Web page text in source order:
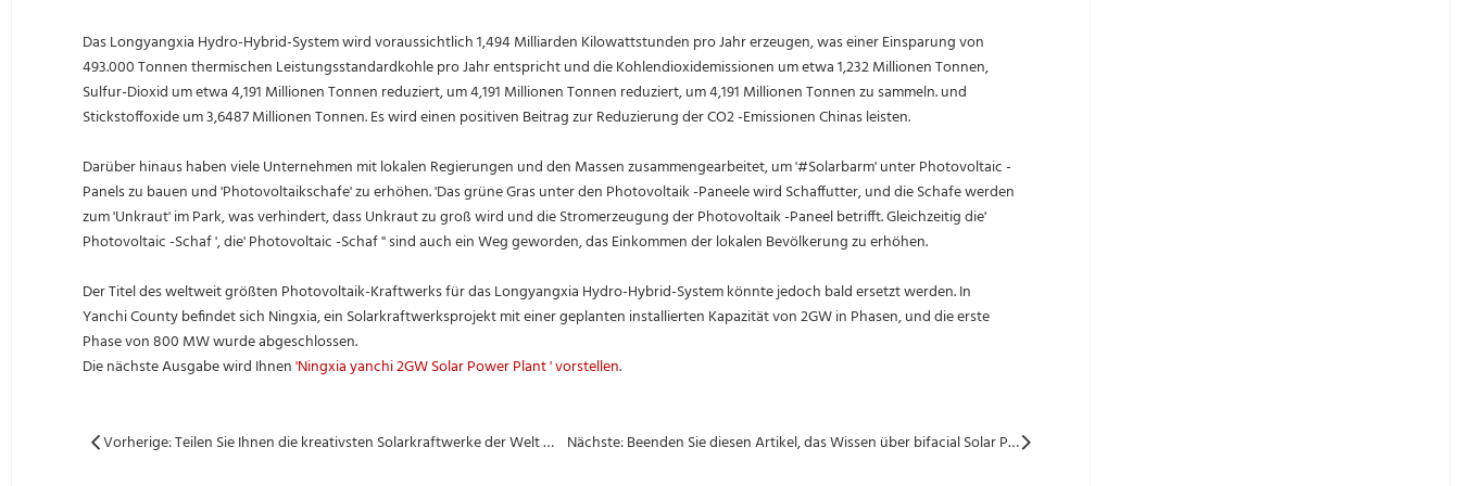
Das Longyangxia Hydro-Hybrid-System wird voraussichtlich 1,494 Milliarden Kilowattstunden pro Jahr erzeugen, was einer Einsparung von
493.000 Tonnen thermischen Leistungsstandardkohle pro Jahr entspricht und die Kohlendioxidemissionen um etwa 1,232 Millionen Tonnen,
Sulfur-Dioxid um etwa 4,191 Millionen Tonnen reduziert, um 4,191 Millionen Tonnen reduziert, um 4,191 Millionen Tonnen zu sammeln. und
Stickstoffoxide um 3,6487 Millionen Tonnen. Es wird einen positiven Beitrag zur Reduzierung der CO2 -Emissionen Chinas leisten.
Darüber hinaus haben viele Unternehmen mit lokalen Regierungen und den Massen zusammengearbeitet, um '#Solarbarm' unter Photovoltaic -
Panels zu bauen und 'Photovoltaikschafe' zu erhöhen. 'Das grüne Gras unter den Photovoltaik -Paneele wird Schaffutter, und die Schafe werden
zum 'Unkraut' im Park, was verhindert, dass Unkraut zu groß wird und die Stromerzeugung der Photovoltaik -Paneel betrifft. Gleichzeitig die'
Photovoltaic -Schaf ', die' Photovoltaic -Schaf '' sind auch ein Weg geworden, das Einkommen der lokalen Bevölkerung zu erhöhen.
Der Titel des weltweit größten Photovoltaik-Kraftwerks für das Longyangxia Hydro-Hybrid-System könnte jedoch bald ersetzt werden. In
Yanchi County befindet sich Ningxia, ein Solarkraftwerksprojekt mit einer geplanten installierten Kapazität von 2GW in Phasen, und die erste
Phase von 800 MW wurde abgeschlossen.
Die nächste Ausgabe wird Ihnen'Ningxia yanchi 2GW Solar Power Plant ' vorstellen.
Vorherige: Teilen Sie Ihnen die kreativsten Solarkraftwerke der Welt mit Nächste: Beenden Sie diesen Artikel, das Wissen über bifacial Solar Panel gehört Ihnen